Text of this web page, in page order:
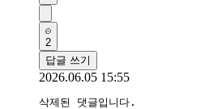
2
답글 쓰기
2026.06.05 15:55
삭제된 댓글입니다.